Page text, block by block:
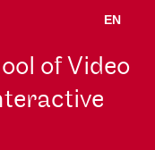
EN
of Video